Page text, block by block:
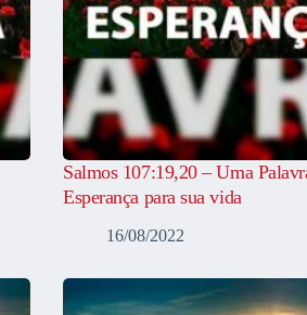
Salmos 107:19,20 – Uma
Esperança para sua vida
16/08/2022